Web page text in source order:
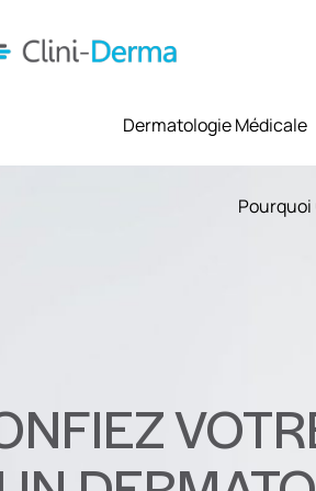
Dermatologie Médicale